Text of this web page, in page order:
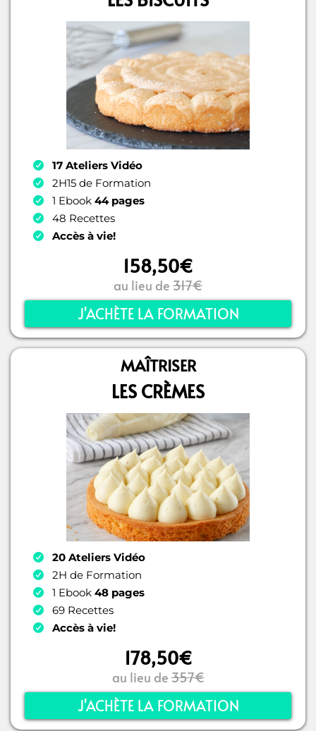
17 Ateliers Vidéo
2H15 de Formation
1 Ebook 44 pages
48 Recettes
Accès à vie!
158,50€
au lieu de 317€
J'ACHÈTE LA FORMATION
MAÎTRISER
LES CRÈMES
20 Ateliers Vidéo
2H de Formation
1 Ebook 48 pages
69 Recettes
Accès à vie!
178,50€
au lieu de357€
J'ACHÈTE LA FORMATION